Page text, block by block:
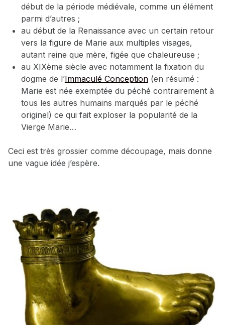
début de la période médiévale, comme un élément
parmi d’autres ;
au début de la Renaissance avec un certain retour
vers la figure de Marie aux multiples visages,
autant reine que mère, figée que chaleureuse ;
au XIXème siècle avec notamment la fixation du
dogme de l’Immaculé Conception(en résumé :
Marie est née exemptée du péché contrairement à
tous les autres humains marqués par le péché
originel) ce qui fait exploser la popularité de la
Vierge Marie…
Ceci est très grossier comme découpage, mais donne
une vague idée j’espère.